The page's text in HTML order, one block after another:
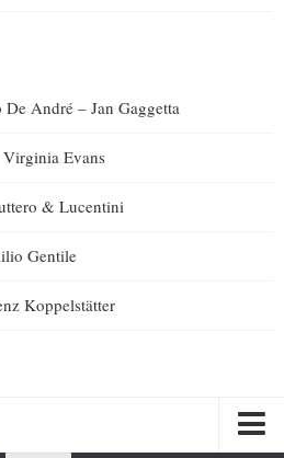
André – Jan Gaggetta
Evans
& Lucentini
Gentile
Koppelstätter